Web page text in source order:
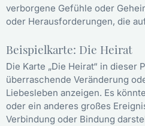
verborgene Gefühle oder
oder Herausforderungen, die
Beispielkarte: Die Heirat
Die Karte „Die Heirat“ in dieser
überraschende Veränderung
Liebesleben anzeigen. Es
oder ein anderes großes
Verbindung oder Bindung